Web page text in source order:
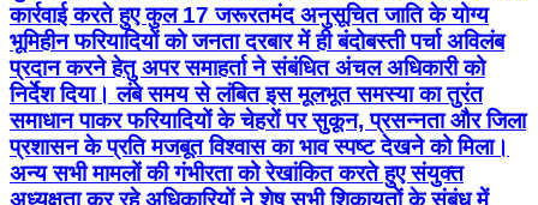
कार्रवाई करते हुए कुल 17 जरूरतमंद अनुसूचित जाति के योग्य
भूमिहीन फरियादियों को जनता दरबार में ही बंदोबस्ती पर्चा अविलंब
प्रदान करने हेतु अपर समाहर्ता ने संबंधित अंचल अधिकारी को
निर्देश दिया। लंबे समय से लंबित इस मूलभूत समस्या का तुरंत
समाधान पाकर फरियादियों के चेहरों पर सुकून, प्रसन्नता और जिला
प्रशासन के प्रति मजबूत विश्वास का भाव स्पष्ट देखने को मिला।
अन्य सभी मामलों की गंभीरता को रेखांकित करते हुए संयुक्त
अध्यक्षता कर रहे अधिकारियों ने शेष सभी शिकायतों के संबंध में